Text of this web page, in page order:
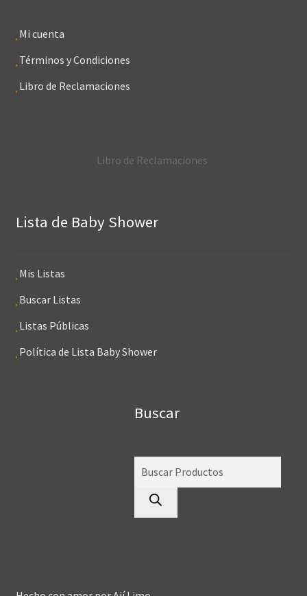
Mi cuenta
Términos y Condiciones
Libro de Reclamaciones
Libro de Reclamaciones
Lista de Baby Shower
Mis Listas
Buscar Listas
Listas Públicas
Política de Lista Baby Shower
Buscar
productos